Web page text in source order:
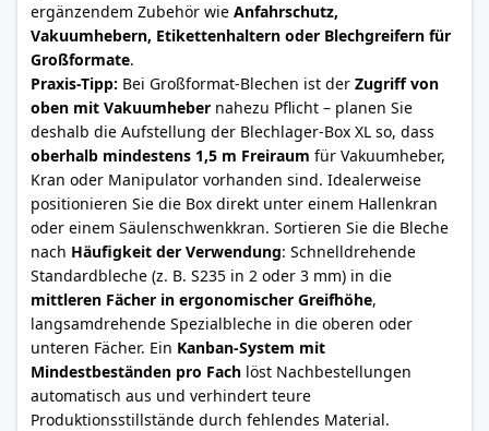
ergänzendem Zubehör wie Anfahrschutz,
Vakuumhebern, Etikettenhaltern oder Blechgreifern für
Großformate.
Praxis-Tipp: Bei Großformat-Blechen ist der Zugriff von
oben mit Vakuumheber nahezu Pflicht – planen Sie
deshalb die Aufstellung der Blechlager-Box XL so, dass
oberhalb mindestens 1,5 m Freiraum für Vakuumheber,
Kran oder Manipulator vorhanden sind. Idealerweise
positionieren Sie die Box direkt unter einem Hallenkran
oder einem Säulenschwenkkran. Sortieren Sie die Bleche
nach Häufigkeit der Verwendung: Schnelldrehende
Standardbleche (z. B. S235 in 2 oder 3 mm) in die
mittleren Fächer in ergonomischer Greifhöhe,
langsamdrehende Spezialbleche in die oberen oder
unteren Fächer. Ein Kanban-System mit
Mindestbeständen pro Fach löst Nachbestellungen
automatisch aus und verhindert teure
Produktionsstillstände durch fehlendes Material.